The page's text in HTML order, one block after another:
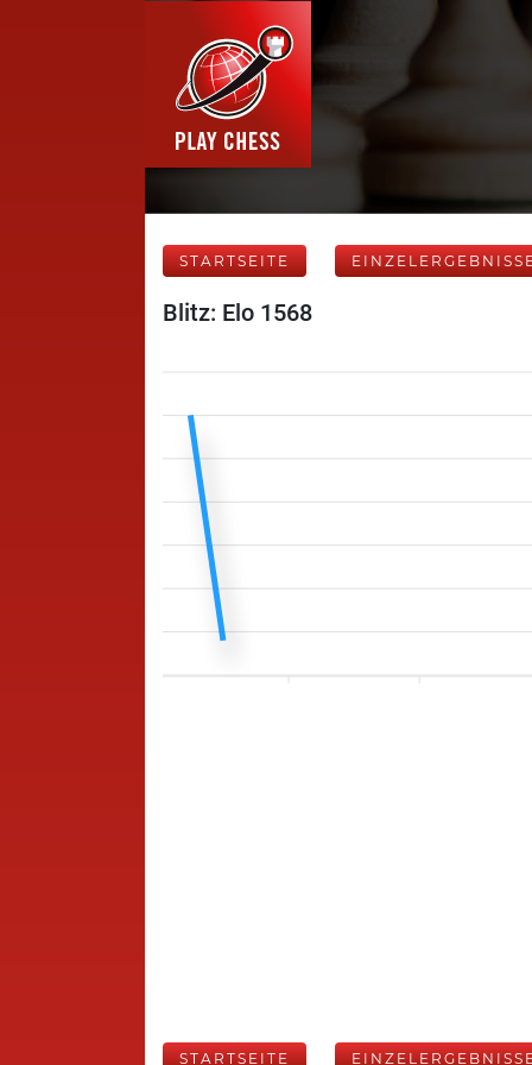
STARTSEITE
Blitz: Elo 1568
STARTSEITE